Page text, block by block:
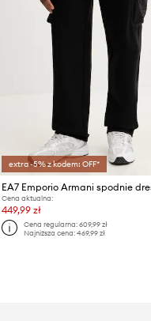
extra -5% z kodem: OFF*
EA7 Emporio Armani spodnie
Cena aktualna:
449,99 zł
Cena regularna: 609,99 zł
Najniższa cena: 469,99 zł